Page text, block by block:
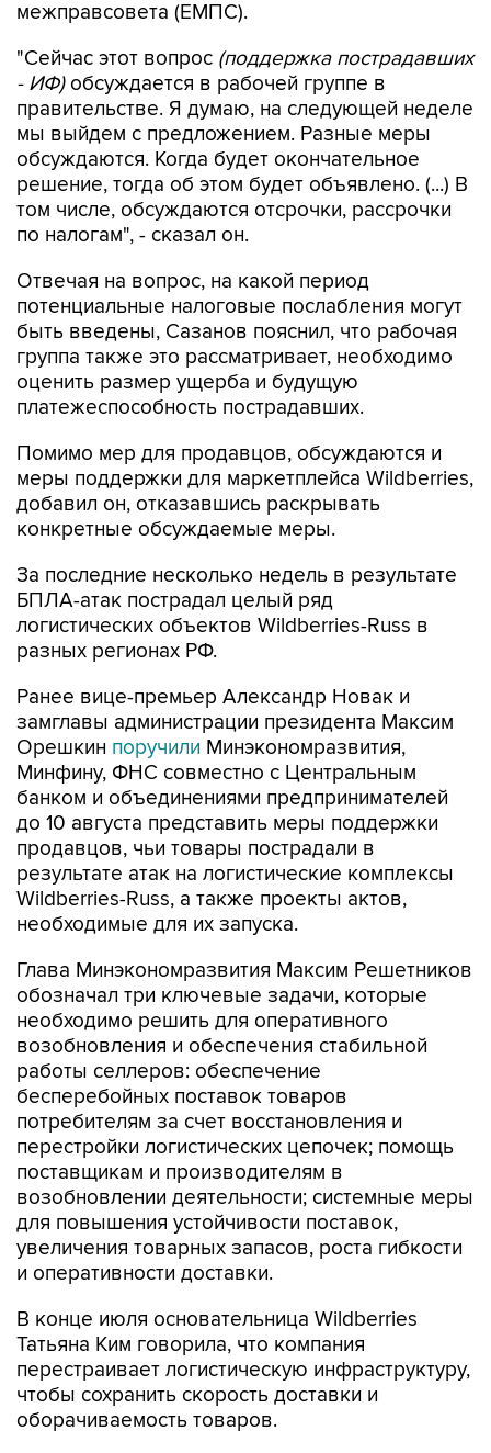
межправсовета (ЕМПС).
"Сейчас этот вопрос (поддержка пострадавших
- ИФ)обсуждается в рабочей группе в
правительстве. Я думаю, на следующей неделе
мы выйдем с предложением. Разные меры
обсуждаются. Когда будет окончательное
решение, тогда об этом будет объявлено. (...) В
том числе, обсуждаются отсрочки, рассрочки
по налогам", - сказал он.
Отвечая на вопрос, на какой период
потенциальные налоговые послабления могут
быть введены, Сазанов пояснил, что рабочая
группа также это рассматривает, необходимо
оценить размер ущерба и будущую
платежеспособность пострадавших.
Помимо мер для продавцов, обсуждаются и
меры поддержки для маркетплейса Wildberries,
добавил он, отказавшись раскрывать
конкретные обсуждаемые меры.
За последние несколько недель в результате
БПЛА-атак пострадал целый ряд
логистических объектов Wildberries-Russ в
разных регионах РФ.
Ранее вице-премьер Александр Новак и
замглавы администрации президента Максим
Орешкин поручили Минэкономразвития,
Минфину, ФНС совместно с Центральным
банком и объединениями предпринимателей
до 10 августа представить меры поддержки
продавцов, чьи товары пострадали в
результате атак на логистические комплексы
Wildberries-Russ, а также проекты актов,
необходимые для их запуска.
Глава Минэкономразвития Максим Решетников
обозначал три ключевые задачи, которые
необходимо решить для оперативного
возобновления и обеспечения стабильной
работы селлеров: обеспечение
бесперебойных поставок товаров
потребителям за счет восстановления и
перестройки логистических цепочек; помощь
поставщикам и производителям в
возобновлении деятельности; системные меры
для повышения устойчивости поставок,
увеличения товарных запасов, роста гибкости
и оперативности доставки.
В конце июля основательница Wildberries
Татьяна Ким говорила, что компания
перестраивает логистическую инфраструктуру,
чтобы сохранить скорость доставки и
оборачиваемость товаров.